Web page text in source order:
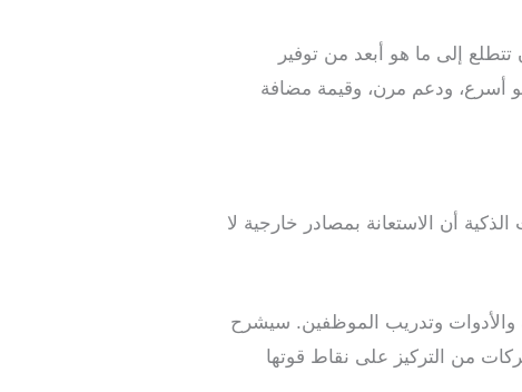
تتطلع إلى ما هو أبعد من توفير
أسرع، ودعم مرن، وقيمة مضافة
أن الاستعانة بمصادر خارجية لا
والأدوات وتدريب الموظفين. سيشرح
من التركيز على نقاط قوتها